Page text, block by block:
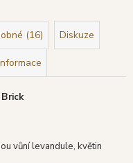
(16) Diskuze
vůní levandule, květin